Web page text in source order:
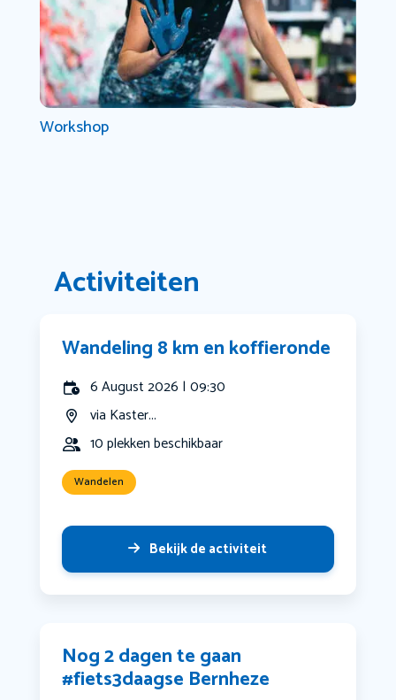
Workshop
Activiteiten
Wandeling 8 km en koffieronde
6 August 2026 | 09:30
via Kaster...
10 plekken beschikbaar
Wandelen
Bekijk de activiteit
Nog 2 dagen te gaan
#fiets3daagse Bernheze